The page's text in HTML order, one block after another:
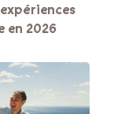
en 2026